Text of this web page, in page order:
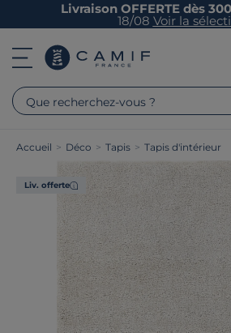
Livraison OFFERTE dès
18/08 Voir la
Que recherchez-vous ?
Accueil > Déco > Tapis > Tapis d'intérieur
Liv. offerte